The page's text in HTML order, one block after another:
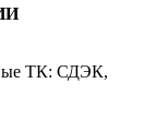
ТК: СДЭК,